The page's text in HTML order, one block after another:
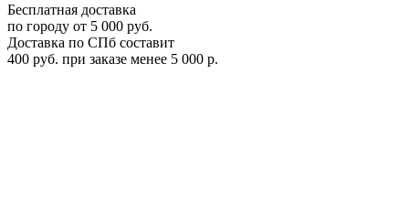
Бесплатная доставка
по городу от 5 000 руб.
Доставка по СПб составит
400 руб. при заказе менее 5 000 р.